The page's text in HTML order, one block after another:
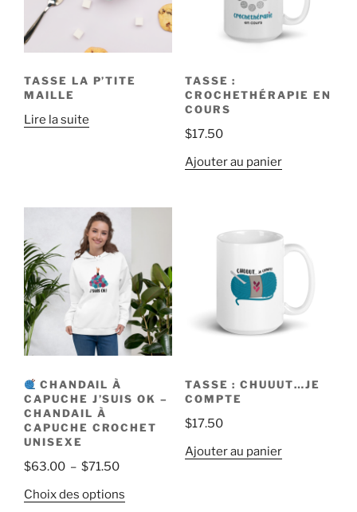
TASSE LA P’TITE
MAILLE
Lire la suite
TASSE :
CROCHETHÉRAPIE EN
COURS
$17.50
Ajouter au panier
CHANDAIL À
CAPUCHE J’SUIS OK –
CHANDAIL À
CAPUCHE CROCHET
UNISEXE
$63.00 – $71.50Plage
prix :
Choix des options
TASSE : CHUUUT…JE
COMPTE
$17.50
Ajouter au panier